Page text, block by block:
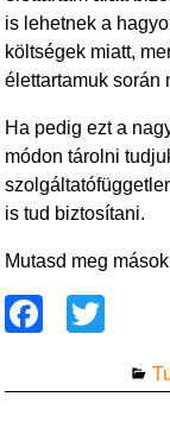
is lehetnek a
költségek miatt,
élettartamuk során
Ha pedig ezt a
módon tárolni
is tud biztosítani.
Mutasd meg
c
tt